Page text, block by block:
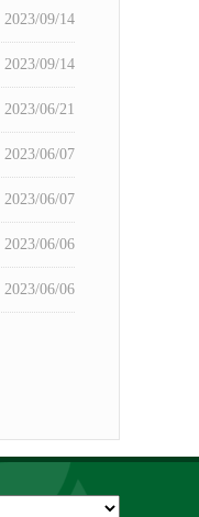
2023/09/14
2023/09/14
2023/06/21
2023/06/07
2023/06/07
2023/06/06
2023/06/06